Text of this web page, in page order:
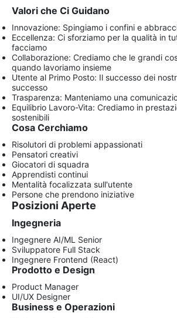
Valori che Ci Guidano
Innovazione: Spingiamo i confini e
Eccellenza: Ci sforziamo per la qualità in
facciamo
Collaborazione: Crediamo che le grandi
quando lavoriamo insieme
Utente al Primo Posto: Il successo dei
successo
Trasparenza: Manteniamo una
Equilibrio Lavoro-Vita: Crediamo in
sostenibili
Cosa Cerchiamo
Risolutori di problemi appassionati
Pensatori creativi
Giocatori di squadra
Apprendisti continui
Mentalità focalizzata sull'utente
Persone che prendono iniziative
Posizioni Aperte
Ingegneria
Ingegnere AI/ML Senior
Sviluppatore Full Stack
Ingegnere Frontend (React)
Prodotto e Design
Product Manager
UI/UX Designer
Business e Operazioni